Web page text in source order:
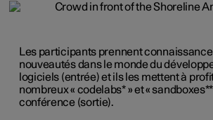
Les participants prennent
nouveautés dans le monde du
logiciels (entrée) et ils les mettent à
nombreux « codelabs* » et « sandboxes**
conférence (sortie).